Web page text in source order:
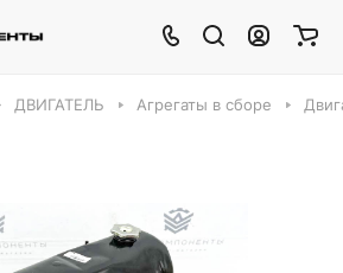
ДВИГАТЕЛЬ Агрегаты в сборе